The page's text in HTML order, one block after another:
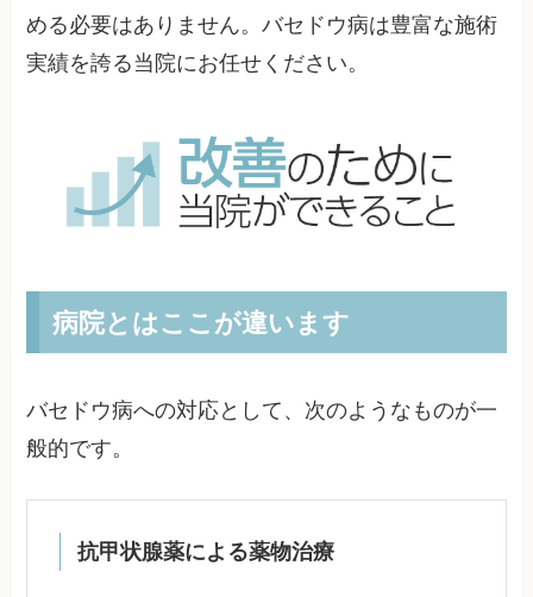
める必要はありません。バセドウ病は豊富な施術
実績を誇る当院にお任せください。
病院とはここが違います
バセドウ病への対応として、次のようなものが一
般的です。
抗甲状腺薬による薬物治療